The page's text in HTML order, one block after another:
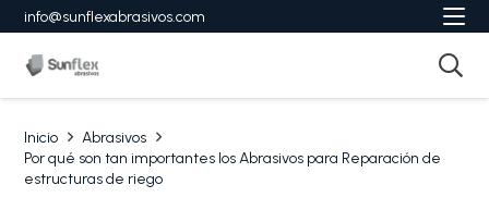
info@sunflexabrasivos.com
Inicio
Abrasivos
Por qué son tan importantes los Abrasivos para Reparación de
estructuras de riego